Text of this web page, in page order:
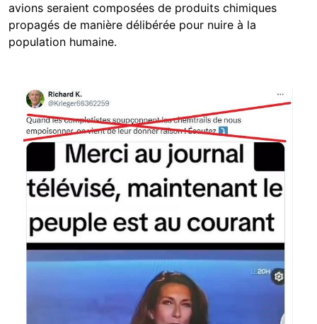
avions seraient composées de produits chimiques
propagés de manière délibérée pour nuire à la
population humaine.
Image